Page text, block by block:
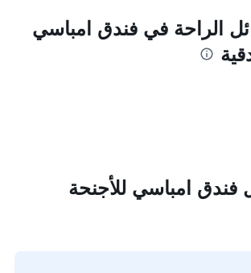
الراحة في فندق امباسي
فندق امباسي للأجنحة